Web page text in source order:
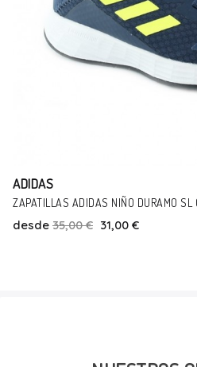
ADIDAS
ZAPATILLAS ADIDAS RUNFALCON
desde 29,95 € 26,95 €